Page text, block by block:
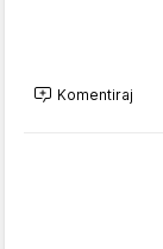
Komentiraj